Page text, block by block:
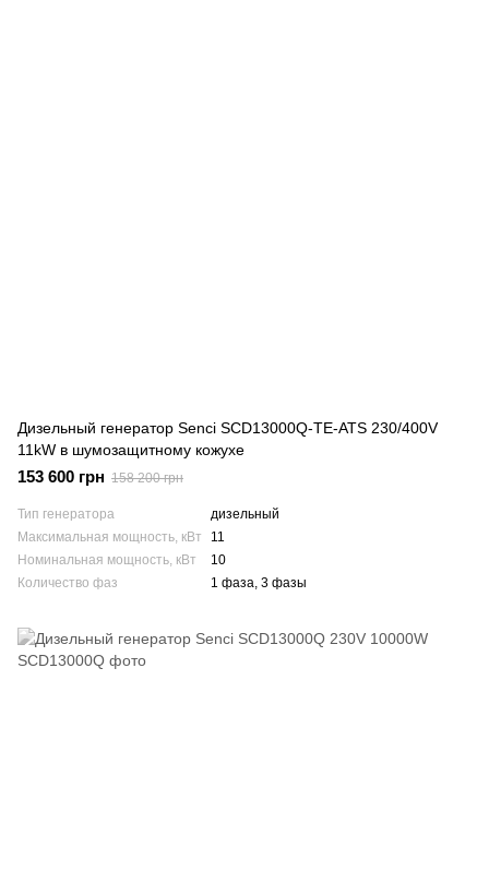
Дизельный генератор Senci SCD13000Q-TE-ATS 230/400V
11kW в шумозащитному кожухе
153 600 грн 158 200 грн
Тип генератора
дизельный
Максимальная мощность, кВт
11
Номинальная мощность, кВт
10
Количество фаз
1 фаза, 3 фазы